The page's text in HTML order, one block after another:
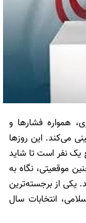
همواره فشارها و
می‌کند. این روزها
یک نفر است تا شاید
موقعیتی، نگاه به
یکی از برجسته‌ترین
انتخابات سال